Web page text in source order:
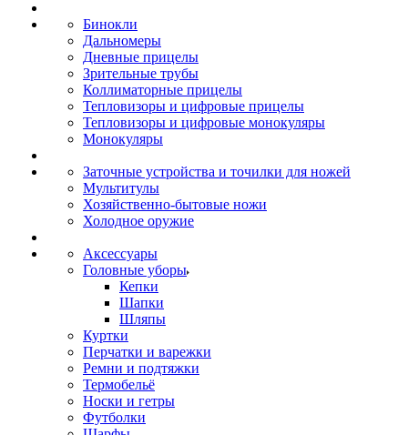
Бинокли
Дальномеры
Дневные прицелы
Зрительные трубы
Коллиматорные прицелы
Тепловизоры и цифровые прицелы
Тепловизоры и цифровые монокуляры
Монокуляры
Заточные устройства и точилки для ножей
Мультитулы
Хозяйственно-бытовые ножи
Холодное оружие
Аксессуары
Головные уборы
Кепки
Шапки
Шляпы
Куртки
Перчатки и варежки
Ремни и подтяжки
Термобельё
Носки и гетры
Футболки